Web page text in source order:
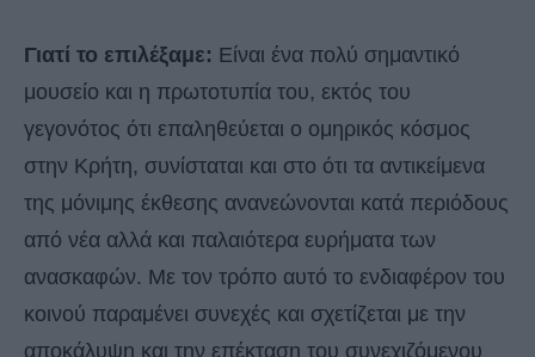
Γιατί το επιλέξαμε: Είναι ένα πολύ σημαντικό
μουσείο και η πρωτοτυπία του, εκτός του
γεγονότος ότι επαληθεύεται ο ομηρικός κόσμος
στην Κρήτη, συνίσταται και στο ότι τα αντικείμενα
της μόνιμης έκθεσης ανανεώνονται κατά περιόδους
από νέα αλλά και παλαιότερα ευρήματα των
ανασκαφών. Με τον τρόπο αυτό το ενδιαφέρον του
κοινού παραμένει συνεχές και σχετίζεται με την
αποκάλυψη και την επέκταση του συνεχιζόμενου